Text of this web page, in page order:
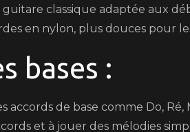
classique adaptée aux
en nylon, plus douces pour
bases :
de base comme Do, Ré,
et à jouer des mélodies